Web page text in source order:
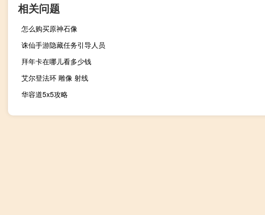
相关问题
怎么购买原神石像
诛仙手游隐藏任务引导人员
拜年卡在哪儿看多少钱
艾尔登法环 雕像 射线
华容道5x5攻略